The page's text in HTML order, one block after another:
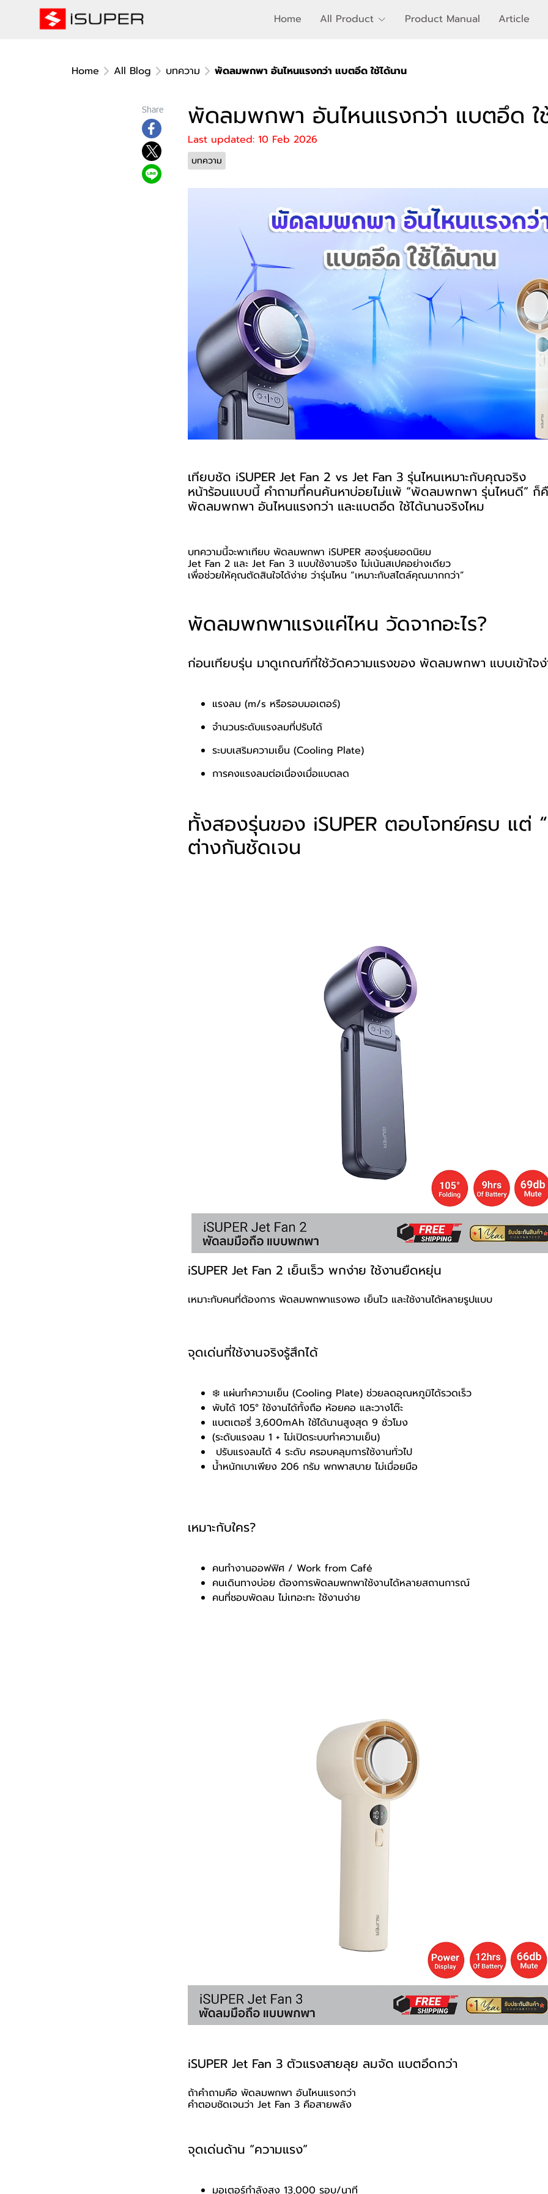
Home All Product Product Manual Article
Home All Blog บทความ พัดลมพกพา อันไหนแรงกว่า แบตอึด ใช้ได้นาน
Share พัดลมพกพา อันไหนแรงกว่า แบตอึด ใ
Last updated: 10 Feb 2026
บทความ
เทียบชัด iSUPER Jet Fan 2 vs Jet Fan 3 รุ่นไหนเหมาะกับคุณจริง
หน้าร้อนแบบนี้ คำถามที่คนค้นหาบ่อยไม่แพ้ “พัดลมพกพา รุ่นไหนดี” ก็
พัดลมพกพา อันไหนแรงกว่า และแบตอึด ใช้ได้นานจริงไหม
บทความนี้จะพาเทียบ พัดลมพกพา iSUPER สองรุ่นยอดนิยม
Jet Fan 2 และ Jet Fan 3 แบบใช้งานจริง ไม่เน้นสเปคอย่างเดียว
เพื่อช่วยให้คุณตัดสินใจได้ง่าย ว่ารุ่นไหน “เหมาะกับสไตล์คุณมากกว่า”
พัดลมพกพาแรงแค่ไหน วัดจากอะไร?
ก่อนเทียบรุ่น มาดูเกณฑ์ที่ใช้วัดความแรงของ พัดลมพกพา แบบเข้าใจ
แรงลม (m/s หรือรอบมอเตอร์)
จำนวนระดับแรงลมที่ปรับได้
ระบบเสริมความเย็น (Cooling Plate)
การคงแรงลมต่อเนื่องเมื่อแบตลด
ทั้งสองรุ่นของ iSUPER ตอบโจทย์ครบ แต่
ต่างกันชัดเจน
iSUPER Jet Fan 2 เย็นเร็ว พกง่าย ใช้งานยืดหยุ่น
เหมาะกับคนที่ต้องการ พัดลมพกพาแรงพอ เย็นไว และใช้งานได้หลายรูปแบบ
จุดเด่นที่ใช้งานจริงรู้สึกได้
❄️ แผ่นทำความเย็น (Cooling Plate) ช่วยลดอุณหภูมิได้รวดเร็ว
พับได้ 105° ใช้งานได้ทั้งถือ ห้อยคอ และวางโต๊ะ
แบตเตอรี่ 3,600mAh ใช้ได้นานสูงสุด 9 ชั่วโมง
(ระดับแรงลม 1 + ไม่เปิดระบบทำความเย็น)
️ ปรับแรงลมได้ 4 ระดับ ครอบคลุมการใช้งานทั่วไป
น้ำหนักเบาเพียง 206 กรัม พกพาสบาย ไม่เมื่อยมือ
เหมาะกับใคร?
คนทำงานออฟฟิศ / Work from Café
คนเดินทางบ่อย ต้องการพัดลมพกพาใช้งานได้หลายสถานการณ์
คนที่ชอบพัดลม ไม่เทอะทะ ใช้งานง่าย
iSUPER Jet Fan 3 ตัวแรงสายลุย ลมจัด แบตอึดกว่า
ถ้าคำถามคือ พัดลมพกพา อันไหนแรงกว่า
คำตอบชัดเจนว่า Jet Fan 3 คือสายพลัง
จุดเด่นด้าน “ความแรง”
มอเตอร์กำลังสูง 13,000 รอบ/นาที